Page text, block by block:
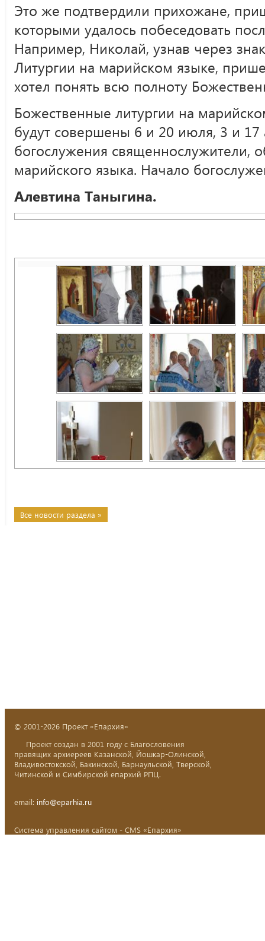
Это же подтвердили прихожане,
которыми удалось побеседовать
Например, Николай, узнав через
Литургии на марийском языке,
хотел понять всю полноту
Божественные литургии на
будут совершены 6 и 20 июля, 3 и 17
богослужения священнослужители,
марийского языка. Начало
Алевтина Таныгина.
Все новости раздела »
© 2001-2026 Проект «Епархия»
Проект создан в 2001 году с Благословения
правящих архиереев Казанской, Йошкар-Олинской,
Владивостокской, Бакинской, Барнаульской, Тверской,
Читинской и Симбирской епархий РПЦ.
email: info@eparhia.ru
Система управления сайтом - CMS «Епархия»